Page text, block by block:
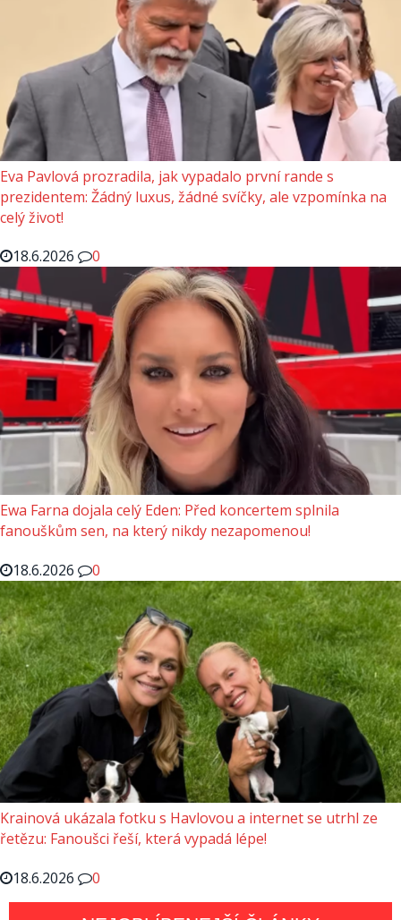
Eva Pavlová prozradila, jak vypadalo první rande s
prezidentem: Žádný luxus, žádné svíčky, ale vzpomínka na
celý život!
18.6.2026
0
Ewa Farna dojala celý Eden: Před koncertem splnila
fanouškům sen, na který nikdy nezapomenou!
18.6.2026
0
Krainová ukázala fotku s Havlovou a internet se utrhl ze
řetězu: Fanoušci řeší, která vypadá lépe!
18.6.2026
0